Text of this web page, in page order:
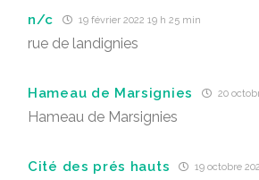
n/c 19 février 2022 19 h 25 min
rue de landignies
Hameau de Marsignies 20
Hameau de Marsignies
Cité des prés hauts 19 octobre